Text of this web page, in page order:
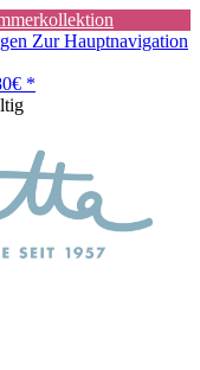
Zur Hauptnavigation
*